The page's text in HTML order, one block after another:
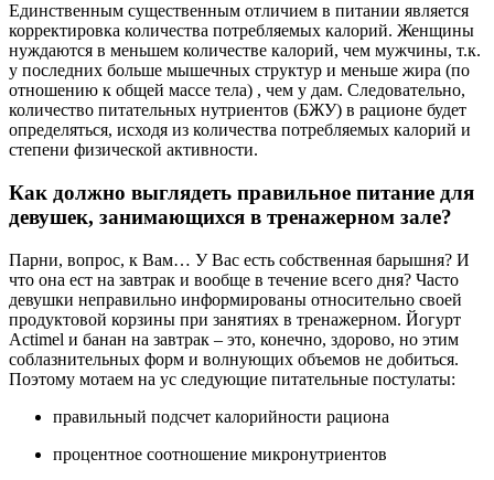
Единственным существенным отличием в питании является
корректировка количества потребляемых калорий. Женщины
нуждаются в меньшем количестве калорий, чем мужчины, т.к.
у последних больше мышечных структур и меньше жира (по
отношению к общей массе тела) , чем у дам. Следовательно,
количество питательных нутриентов (БЖУ) в рационе будет
определяться, исходя из количества потребляемых калорий и
степени физической активности.
Как должно выглядеть правильное питание для
девушек, занимающихся в тренажерном зале?
Парни, вопрос, к Вам… У Вас есть собственная барышня? И
что она ест на завтрак и вообще в течение всего дня? Часто
девушки неправильно информированы относительно своей
продуктовой корзины при занятиях в тренажерном. Йогурт
Actimel и банан на завтрак – это, конечно, здорово, но этим
соблазнительных форм и волнующих объемов не добиться.
Поэтому мотаем на ус следующие питательные постулаты:
правильный подсчет калорийности рациона
процентное соотношение микронутриентов